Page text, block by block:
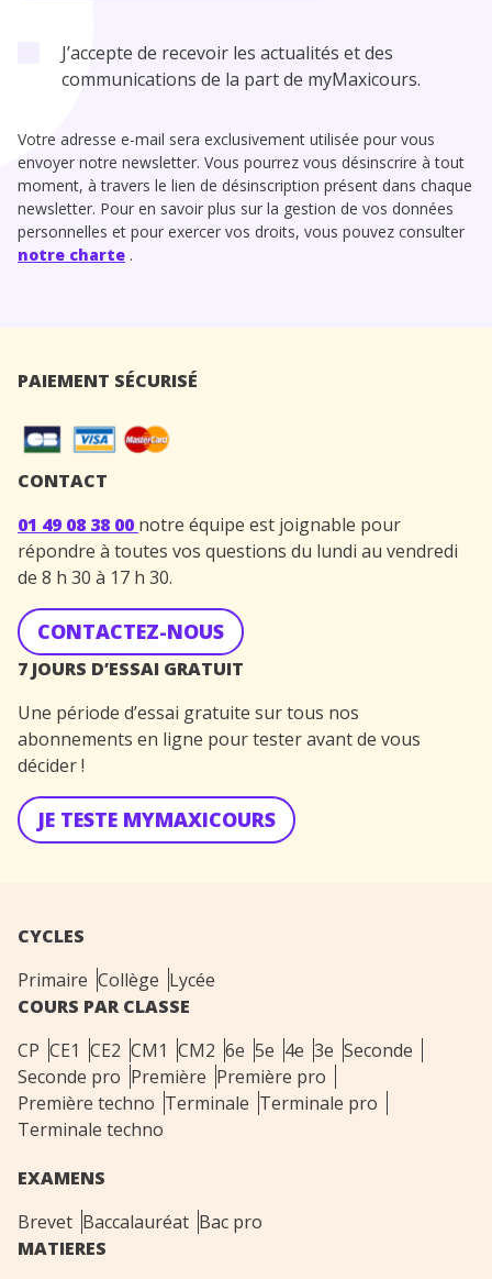
J’accepte de recevoir les actualités et des
communications de la part de myMaxicours.
Votre adresse e-mail sera exclusivement utilisée pour vous
envoyer notre newsletter. Vous pourrez vous désinscrire à tout
moment, à travers le lien de désinscription présent dans chaque
newsletter. Pour en savoir plus sur la gestion de vos données
personnelles et pour exercer vos droits, vous pouvez consulter
notre charte .
PAIEMENT SÉCURISÉ
CONTACT
01 49 08 38 00 notre équipe est joignable pour
répondre à toutes vos questions du lundi au vendredi
de 8 h 30 à 17 h 30.
CONTACTEZ-NOUS
7 JOURS D’ESSAI GRATUIT
Une période d’essai gratuite sur tous nos
abonnements en ligne pour tester avant de vous
décider !
JE TESTE MYMAXICOURS
CYCLES
Primaire Collège Lycée
COURS PAR CLASSE
CP CE1 CE2 CM1 CM2 6e 5e 4e 3e Seconde
Seconde pro Première Première pro
Première techno Terminale Terminale pro
Terminale techno
EXAMENS
Brevet Baccalauréat Bac pro
MATIERES